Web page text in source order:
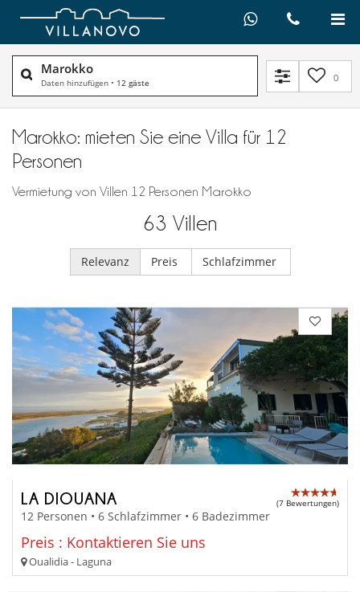
Marokko
Daten hinzufügen • 12 gäste 0
Marokko: mieten Sie eine Villa für 12
Personen
Vermietung von Villen 12 Personen Marokko
63 Villen
Relevanz Preis Schlafzimmer
LA DIOUANA (7 Bewertungen)
12 Personen • 6 Schlafzimmer • 6 Badezimmer
Preis : Kontaktieren Sie uns
Oualidia - Laguna